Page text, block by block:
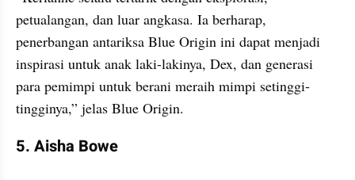
petualangan, dan luar angkasa. Ia berharap,
penerbangan antariksa Blue Origin ini dapat menjadi
inspirasi untuk anak laki-lakinya, Dex, dan generasi
para pemimpi untuk berani meraih mimpi setinggi-
tingginya,” jelas Blue Origin.
5. Aisha Bowe